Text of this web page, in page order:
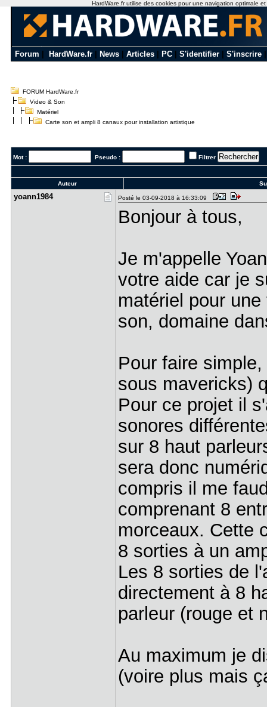
Forum HardWare.fr News Articles PC S'identifier S'inscrire
FORUM HardWare.fr
Video & Son
Matériel
Carte son et ampli 8 canaux pour installation artistique
Mot : Pseudo : Filtrer
Auteur
yoann1984 Posté le 03-09-2018 à 16:33:09
Bonjour à tous,
Je m'appelle
votre aide car je
matériel pour
son, domaine
Pour faire
sous mavericks)
Pour ce projet il
sonores
sur 8 haut
sera donc
compris il me
comprenant 8
morceaux. Cette
8 sorties à un
Les 8 sorties de
directement à 8
parleur (rouge et
Au maximum je
(voire plus mais
HardWare.fr utilise des cookies pour une navigation optimale